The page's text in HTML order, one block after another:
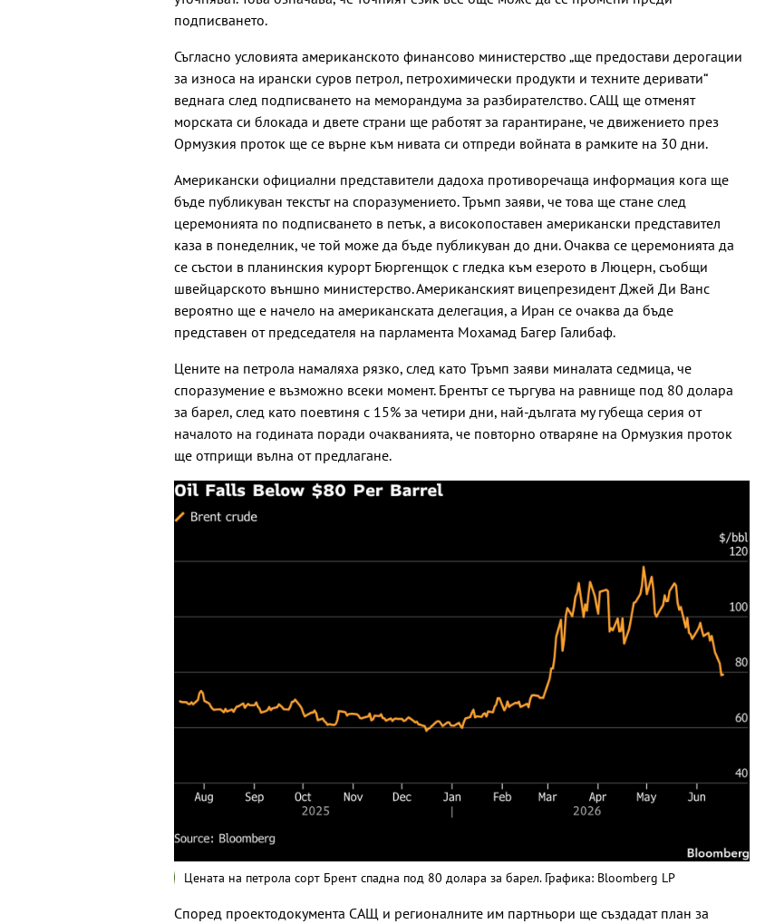
подписването.
Съгласно условията американското финансово министерство „ще предостави дерогации
за износа на ирански суров петрол, петрохимически продукти и техните деривати“
веднага след подписването на меморандума за разбирателство. САЩ ще отменят
морската си блокада и двете страни ще работят за гарантиране, че движението през
Ормузкия проток ще се върне към нивата си отпреди войната в рамките на 30 дни.
Американски официални представители дадоха противоречаща информация кога ще
бъде публикуван текстът на споразумението. Тръмп заяви, че това ще стане след
церемонията по подписването в петък, а високопоставен американски представител
каза в понеделник, че той може да бъде публикуван до дни. Очаква се церемонията да
се състои в планинския курорт Бюргенщок с гледка към езерото в Люцерн, съобщи
швейцарското външно министерство. Американският вицепрезидент Джей Ди Ванс
вероятно ще е начело на американската делегация, а Иран се очаква да бъде
представен от председателя на парламента Мохамад Багер Галибаф.
Цените на петрола намаляха рязко, след като Тръмп заяви миналата седмица, че
споразумение е възможно всеки момент. Брентът се търгува на равнище под 80 долара
за барел, след като поевтиня с 15% за четири дни, най-дългата му губеща серия от
началото на годината поради очакванията, че повторно отваряне на Ормузкия проток
ще отприщи вълна от предлагане.
Цената на петрола сорт Брент спадна под 80 долара за барел. Графика: Bloomberg LP
Според проектодокумента САЩ и регионалните им партньори ще създадат план за
Винисиус Жуниор
преподписа с Реал
ЦСКА удари с 3:0
Макаби като гост
Тъжна вест! Почина
Златото стигна до
Спартакиадата на ВМС